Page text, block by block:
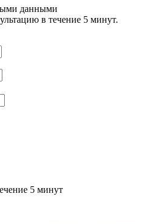
данными
в течение 5 минут.
5 минут